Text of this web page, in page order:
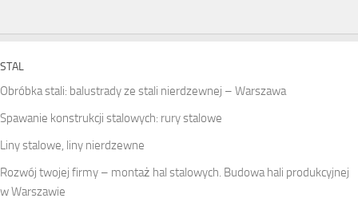
STAL
Obróbka stali: balustrady ze stali nierdzewnej – Warszawa
Spawanie konstrukcji stalowych: rury stalowe
Liny stalowe, liny nierdzewne
Rozwój twojej firmy – montaż hal stalowych. Budowa hali produkcyjnej
w Warszawie